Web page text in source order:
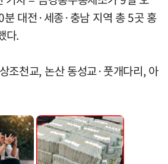
대전·세종·충남 지역 총 5곳 홍
다.
조천교, 논산 동성교·풋개다리, 아